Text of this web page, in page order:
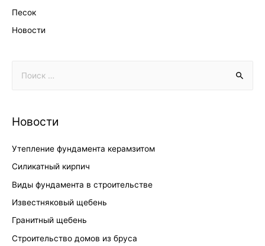
Песок
Новости
Новости
Утепление фундамента керамзитом
Силикатный кирпич
Виды фундамента в строительстве
Известняковый щебень
Гранитный щебень
Строительство домов из бруса